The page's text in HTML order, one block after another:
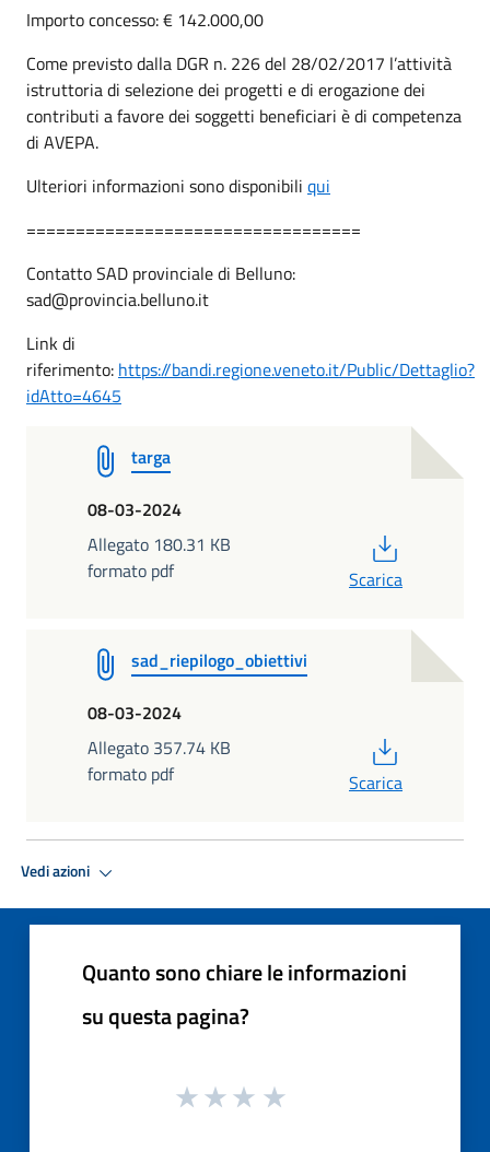
Importo concesso: € 142.000,00
Come previsto dalla DGR n. 226 del 28/02/2017 l’attività
istruttoria di selezione dei progetti e di erogazione dei
contributi a favore dei soggetti beneficiari è di competenza
di AVEPA.
Ulteriori informazioni sono disponibili qui
==================================
Contatto SAD provinciale di Belluno:
sad@provincia.belluno.it
Link di
riferimento: https://bandi.regione.veneto.it/Public/Dettaglio?
idAtto=4645
targa
08-03-2024
Allegato 180.31 KB
formato pdf
Scarica
sad_riepilogo_obiettivi
08-03-2024
Allegato 357.74 KB
formato pdf
Scarica
Vedi azioni
Quanto sono chiare le informazioni
su questa pagina?